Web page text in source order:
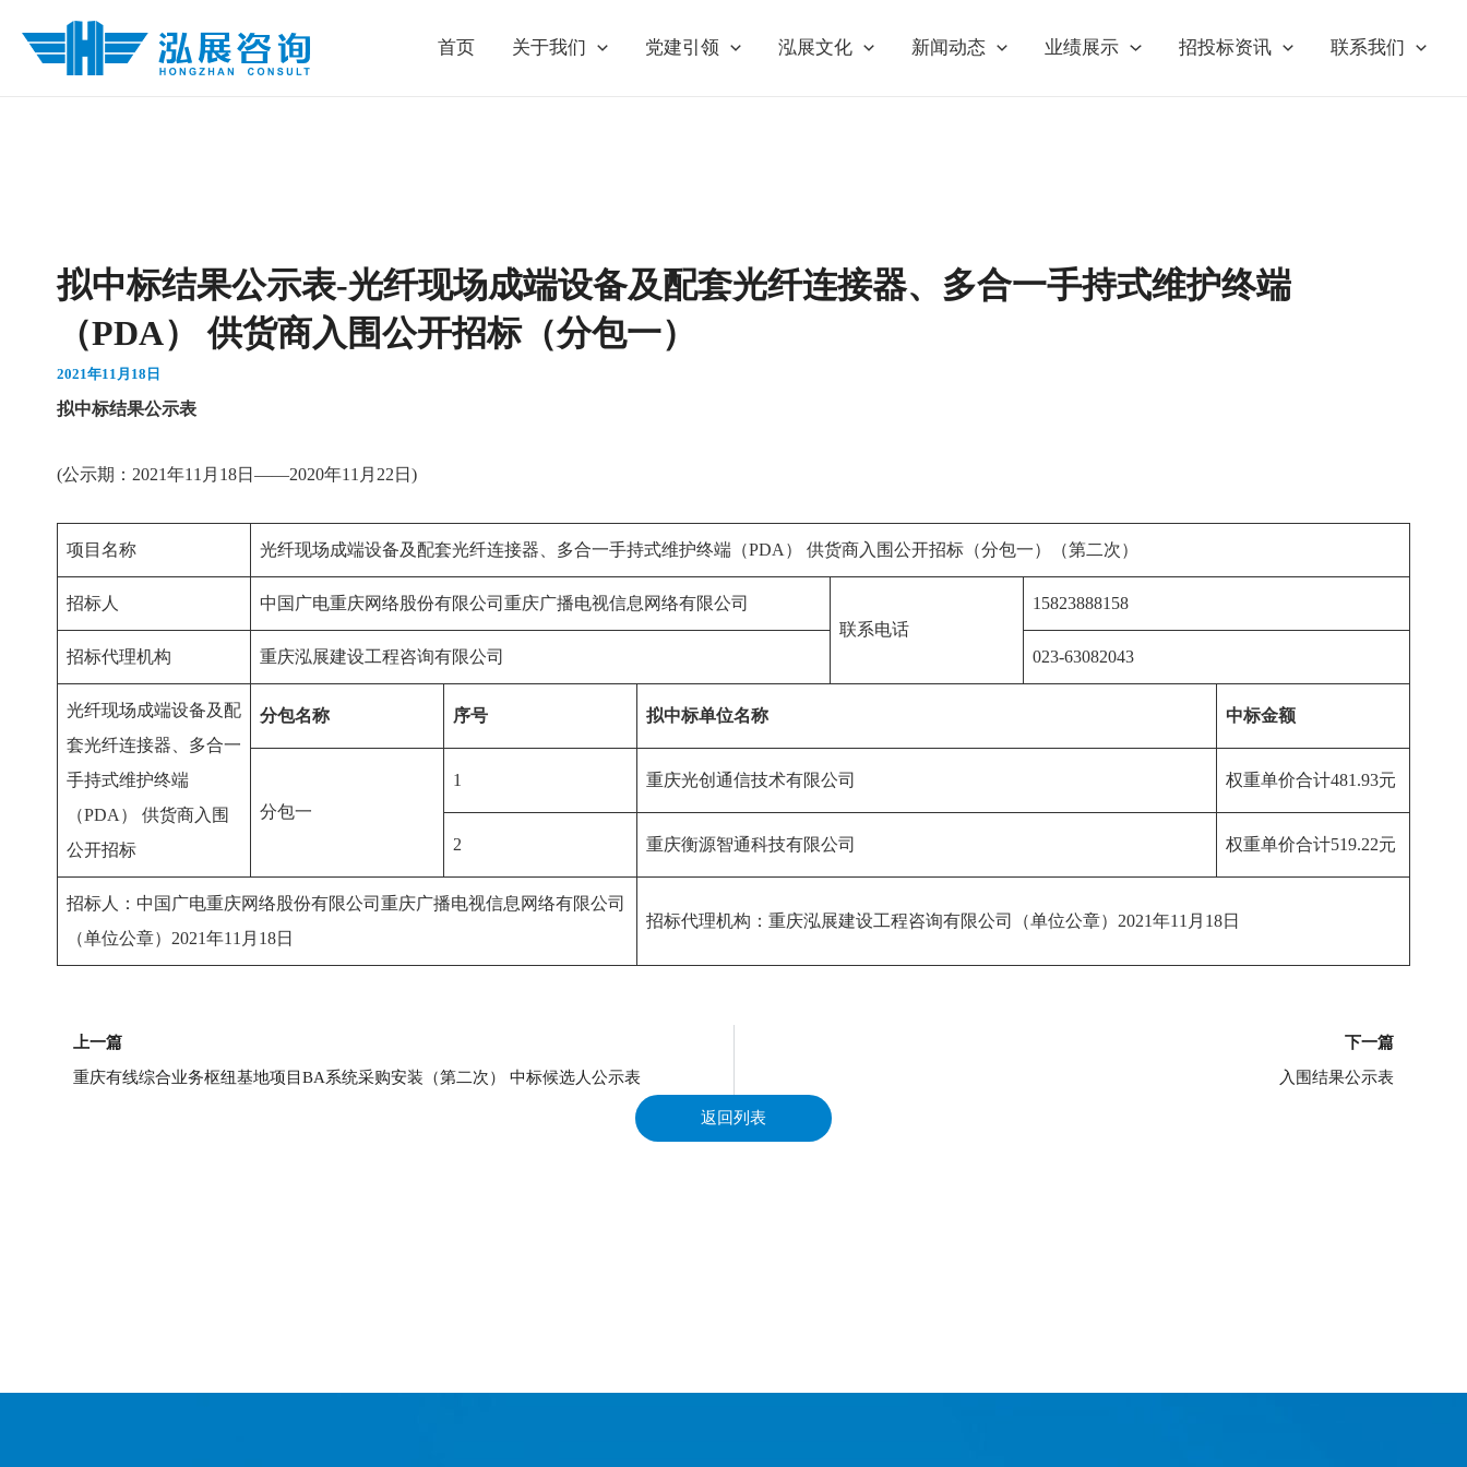
首页 关于我们 党建引领 泓展文化 新闻动态 业绩展示 招投标资讯 联系我们
拟中标结果公示表-光纤现场成端设备及配套光纤连接器、多合一手持式维护终端
（PDA） 供货商入围公开招标（分包一）
2021年11月18日
拟中标结果公示表
(公示期：2021年11月18日——2020年11月22日)
项目名称 光纤现场成端设备及配套光纤连接器、多合一手持式维护终端（PDA） 供货商入围公开招标（分包一）（第二次）
招标人
中国广电重庆网络股份有限公司重庆广播电视信息网络有限公司
联系电话
15823888158
招标代理机构 重庆泓展建设工程咨询有限公司 023-63082043
光纤现场成端设备及配
套光纤连接器、多合一
手持式维护终端
（PDA） 供货商入围
公开招标
分包名称 序号 拟中标单位名称 中标金额
分包一
1 重庆光创通信技术有限公司 权重单价合计481.93元
2 重庆衡源智通科技有限公司 权重单价合计519.22元
招标人：中国广电重庆网络股份有限公司重庆广播电视信息网络有限公司
（单位公章）2021年11月18日
招标代理机构：重庆泓展建设工程咨询有限公司（单位公章）2021年11月18日
上一篇
重庆有线综合业务枢纽基地项目BA系统采购安装（第二次） 中标候选人公示表
下一篇
入围结果公示表
返回列表